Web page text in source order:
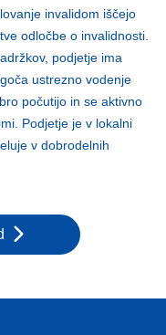
invalidom iščejo
odločbe o invalidnosti.
podjetje ima
ustrezno vodenje
počutijo in se aktivno
Podjetje je v lokalni
v dobrodelnih